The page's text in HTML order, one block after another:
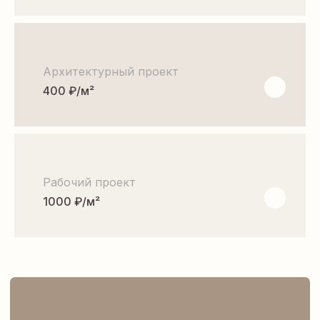
Архитектурный проект
400 ₽/м²
Рабочий проект
1000 ₽/м²
ПЛАНИРОВКИ